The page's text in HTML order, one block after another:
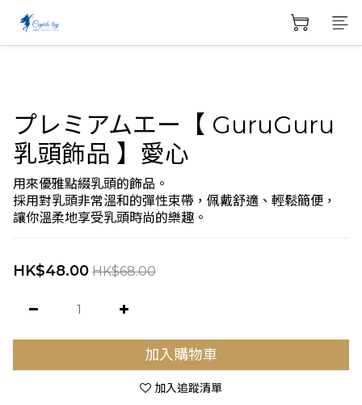
プレミアムエー【 GuruGuru
乳頭飾品 】愛心
用來優雅點綴乳頭的飾品。
採用對乳頭非常溫和的彈性束帶，佩戴舒適、輕鬆簡便，
讓你溫柔地享受乳頭時尚的樂趣。
HK$48.00 HK$68.00
加入購物車
加入追蹤清單